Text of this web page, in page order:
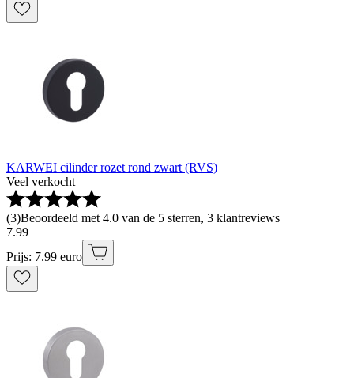
KARWEI cilinder rozet rond zwart (RVS)
Veel verkocht
(3)Beoordeeld met 4.0 van de 5 sterren, 3 klantreviews
7.99
Prijs: 7.99 euro